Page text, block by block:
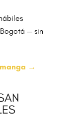
— sin
→